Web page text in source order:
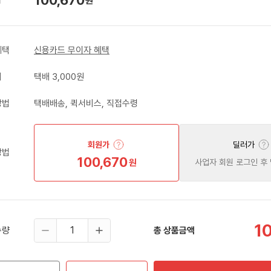
신용카드 무이자 혜택
택배 3,000원
택배배송, 퀵서비스, 직접수령
회원가
100,670원
딜러가
사업자 회원 로그인 후
량 총 상품금액